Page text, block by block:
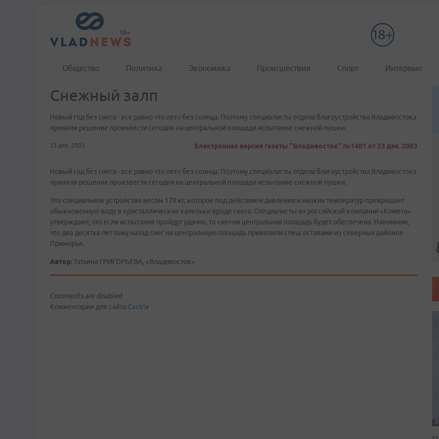
Общество Политика Экономика Происшествия Спорт Интервью
Снежный залп
Новый год без снега - все равно что лето без солнца. Поэтому специалисты отдела благоустройства Владивостока
приняли решение произвести сегодня на центральной площади испытание снежной пушки.
23 дек. 2003 Электронная версия газеты "Владивосток" №1481 от 23 дек. 2003
Новый год без снега - все равно что лето без солнца. Поэтому специалисты отдела благоустройства Владивостока
приняли решение произвести сегодня на центральной площади испытание снежной пушки.
Это специальное устройство весом 170 кг, которое под действием давления и низких температур превращает
обыкновенную воду в кристаллические капельки вроде снега. Специалисты из российской компании «Комета»
утверждают, что если испытания пройдут удачно, то снегом центральная площадь будет обеспечена. Напомним,
что два десятка лет тому назад снег на центральную площадь привозили спецсоставами из северных районов
Приморья.
Автор:Татьяна ГРИГОРЬЕВА, «Владивосток»
Comments are disabled
Комментарии для сайта Cackle